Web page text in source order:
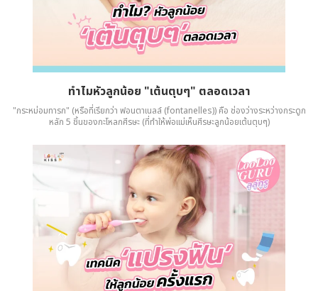
ทำไมหัวลูกน้อย "เต้นตุบๆ" ตลอดเวลา
"กระหม่อมทารก" (หรือที่เรียกว่า ฟอนตาเนลล์ (fontanelles)) คือ ช่องว่างระหว่างกระดูก
หลัก 5 ชิ้นของกะโหลกศีรษะ (ที่ทำให้พ่อแม่เห็นศีรษะลูกน้อยเต้นตุบๆ)